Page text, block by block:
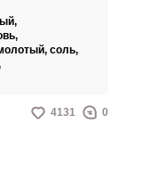
для вашего
порадует
сочностью и
внешним видом.
соль,
4131 0